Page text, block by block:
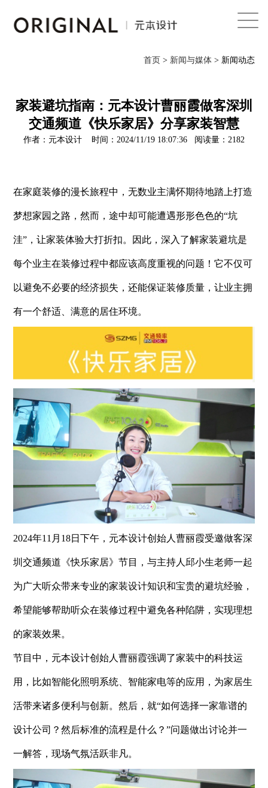
服务体系
案例
首页 > 新闻与媒体> 新闻动态
家装避坑指南：元本设计曹丽霞做客深圳
交通频道《快乐家居》分享家装智慧
作者：元本设计 时间：2024/11/19 18:07:36 阅读量：2182
在家庭装修的漫长旅程中，无数业主满怀期待地踏上打造
梦想家园之路，然而，途中却可能遭遇形形色色的“坑
洼”，让家装体验大打折扣。因此，深入了解家装避坑是
每个业主在装修过程中都应该高度重视的问题！它不仅可
以避免不必要的经济损失，还能保证装修质量，让业主拥
有一个舒适、满意的居住环境。
2024年11月18日下午，元本设计创始人曹丽霞受邀做客深
圳交通频道《快乐家居》节目，与主持人邱小生老师一起
为广大听众带来专业的家装设计知识和宝贵的避坑经验，
希望能够帮助听众在装修过程中避免各种陷阱，实现理想
的家装效果。
节目中，元本设计创始人曹丽霞强调了家装中的科技运
用，比如智能化照明系统、智能家电等的应用，为家居生
活带来诸多便利与创新。然后，就“如何选择一家靠谱的
设计公司？然后标准的流程是什么？”问题做出讨论并一
一解答，现场气氛活跃非凡。